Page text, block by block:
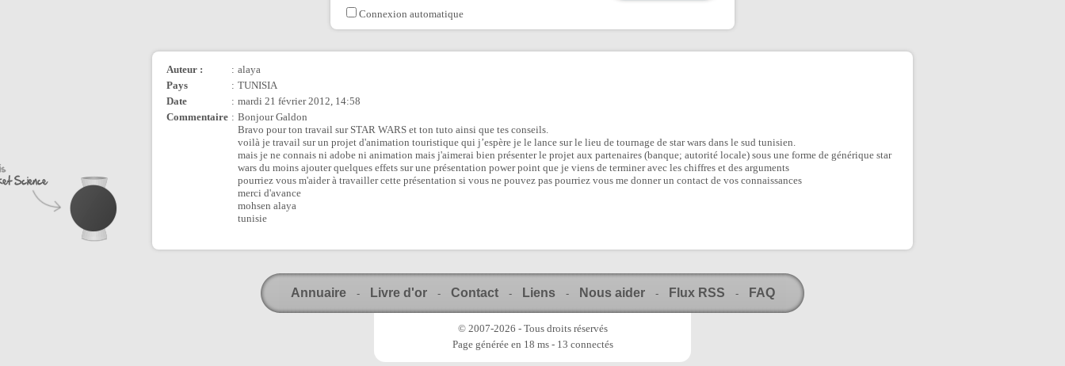
Connexion automatique
Auteur : : alaya
Pays
: TUNISIA
Date
: mardi 21 février 2012, 14:58
Commentaire : Bonjour Galdon
Bravo pour ton travail sur STAR WARS et ton tuto ainsi que tes conseils.
voilà je travail sur un projet d'animation touristique qui j’espère je le lance sur le lieu de tournage de star wars dans le sud tunisien.
mais je ne connais ni adobe ni animation mais j'aimerai bien présenter le projet aux partenaires (banque; autorité locale) sous une forme de générique star
wars du moins ajouter quelques effets sur une présentation power point que je viens de terminer avec les chiffres et des arguments
pourriez vous m'aider à travailler cette présentation si vous ne pouvez pas pourriez vous me donner un contact de vos connaissances
merci d'avance
mohsen alaya
tunisie
Annuaire - Livre d'or - Contact - Liens - Nous aider - Flux RSS - FAQ
© 2007-2026 - Tous droits réservés
Page générée en 18 ms - 13 connectés